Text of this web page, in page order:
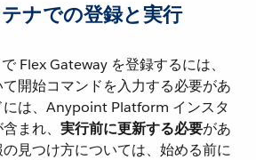
ナでの登録と実行
Flex Gateway を登録するには、
開始コマンドを入力する必要があ
には、Anypoint Platform インスタ
まれ、​ 実行前に更新する必要​があ
見つけ方については、始める前に​